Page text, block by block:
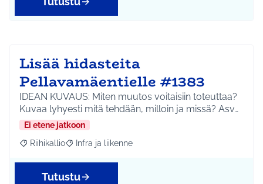
Lisää hidasteita
Pellavamäentielle #1383
IDEAN KUVAUS: Miten muutos voitaisiin toteuttaa?
Kuvaa lyhyesti mitä tehdään, milloin ja missä? Asv…
Ei etene jatkoon
Rajaa tulokset aihepiirin mukaan: Riihikallio
Riihikallio Rajaa tulokset teeman mukaan: Infra ja liikenne
Infra ja liikenne
Tutustu